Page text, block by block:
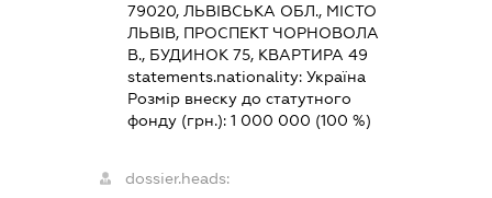
79020, ЛЬВІВСЬКА ОБЛ., МІСТО
ЛЬВІВ, ПРОСПЕКТ ЧОРНОВОЛА
В., БУДИНОК 75, КВАРТИРА 49
statements.nationality:Україна
Розмір внеску до статутного
фонду (грн.):1 000 000 (100 %)
dossier.heads: